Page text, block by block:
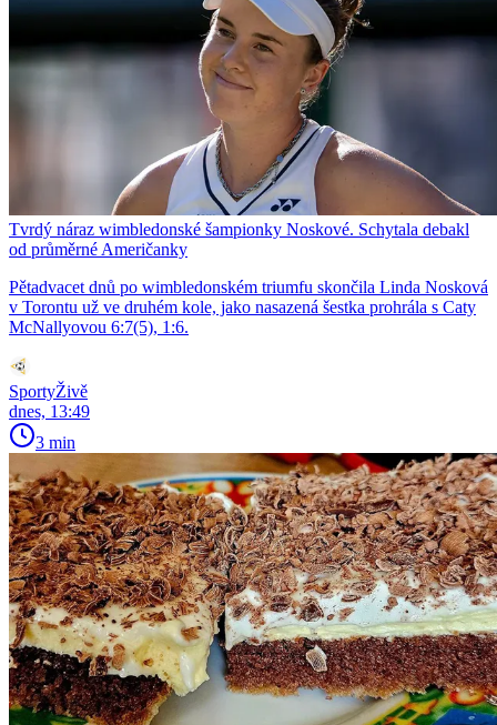
Tvrdý náraz wimbledonské šampionky Noskové. Schytala debakl
od průměrné Američanky
Pětadvacet dnů po wimbledonském triumfu skončila Linda Nosková
v Torontu už ve druhém kole, jako nasazená šestka prohrála s Caty
McNallyovou 6:7(5), 1:6.
SportyŽivě
dnes, 13:49
3 min